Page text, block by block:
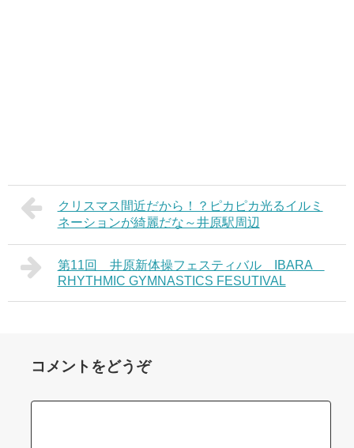
クリスマス間近だから！？ピカピカ光るイルミ
ネーションが綺麗だな～井原駅周辺
第11回 井原新体操フェスティバル IBARA
RHYTHMIC GYMNASTICS FESUTIVAL
コメントをどうぞ